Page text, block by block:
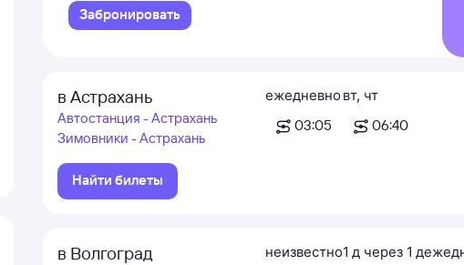
Забронировать
в Астрахань
Автостанция - Астрахань
Зимовники - Астрахань
Найти билеты
ежедневно
03:05
вт, чт
06:40
в Волгоград
неизвестно1 д через 1 д